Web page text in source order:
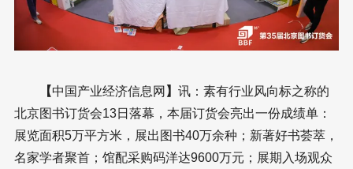
【中国产业经济信息网 】 讯：素有行业风向标之称的
北京图书订货会13日落幕，本届订货会亮出一份成绩单：
展览面积5万平方米，展出图书40万余种；新著好书荟萃，
名家学者聚首；馆配采购码洋达9600万元；展期入场观众